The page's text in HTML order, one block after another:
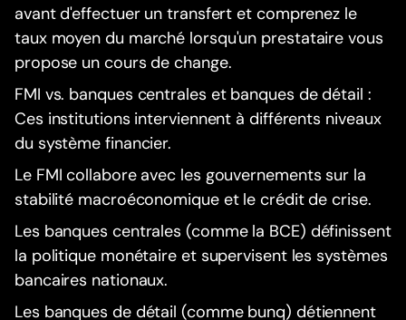
avant d'effectuer un transfert et comprenez le
taux moyen du marché lorsqu'un prestataire vous
propose un cours de change.
FMI vs. banques centrales et banques de détail :
Ces institutions interviennent à différents niveaux
du système financier.
Le FMI collabore avec les gouvernements sur la
stabilité macroéconomique et le crédit de crise.
Les banques centrales (comme la BCE) définissent
la politique monétaire et supervisent les systèmes
bancaires nationaux.
Les banques de détail (comme bunq) détiennent